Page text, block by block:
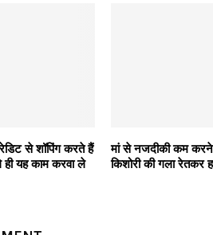
से शॉपिंग करते हैं
यह काम करवा ले
मां से नजदीकी कम करने
किशोरी की गला रेतकर